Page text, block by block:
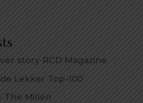
story RCD Magazine
Lekker Top-100
The Millèn